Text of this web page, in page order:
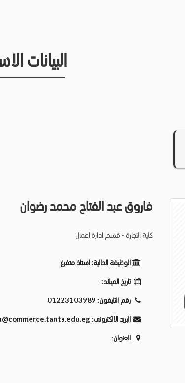
البيانات
فاروق عبد الفتاح محمد رضوان
كلية التجارة - قسم ادارة اعمال
الوظيفة الحالية:استاذ متفرغ
تاريخ الميلاد:
رقم التليفون: 01223103989
البريد الالكترونى:
العنوان: